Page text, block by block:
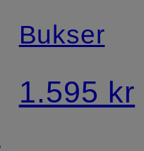
Bukser
1.595 kr